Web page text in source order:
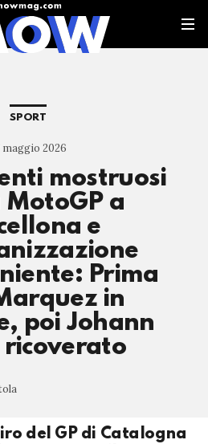
SPORT
maggio 2026
mostruosi
a
e
Prima
in
poi Johann
ricoverato
del GP di Catalogna